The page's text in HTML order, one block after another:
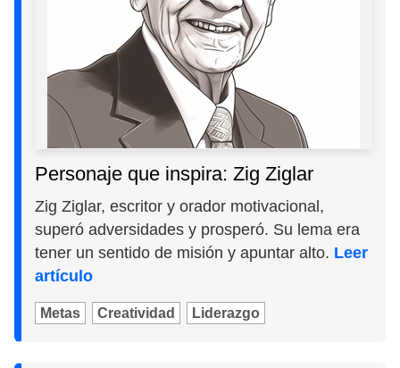
Personaje que inspira: Zig Ziglar
Zig Ziglar, escritor y orador motivacional,
superó adversidades y prosperó. Su lema era
tener un sentido de misión y apuntar alto. Leer
artículo
Metas Creatividad Liderazgo